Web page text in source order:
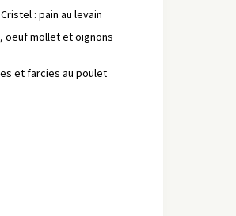
: pain au levain
oeuf mollet et oignons
et farcies au poulet